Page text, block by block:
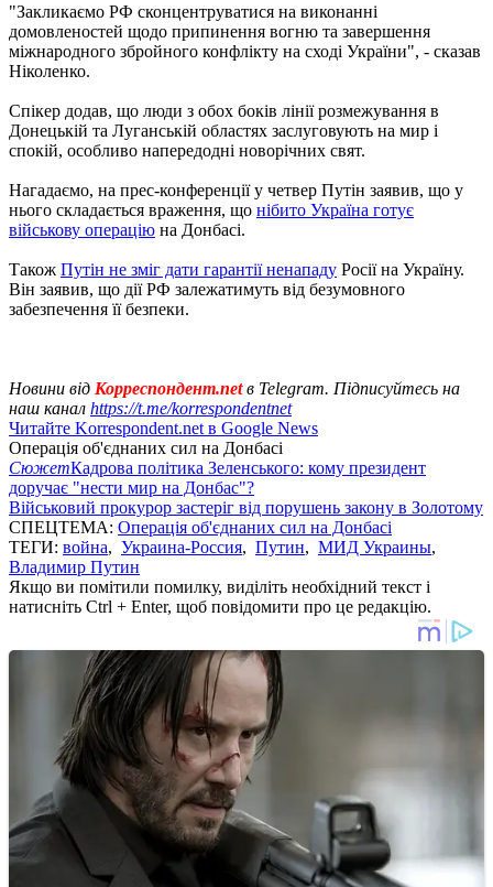
"Закликаємо РФ сконцентруватися на виконанні
домовленостей щодо припинення вогню та завершення
міжнародного збройного конфлікту на сході України", - сказав
Ніколенко.
Спікер додав, що люди з обох боків лінії розмежування в
Донецькій та Луганській областях заслуговують на мир і
спокій, особливо напередодні новорічних свят.
Нагадаємо, на прес-конференції у четвер Путін заявив, що у
нього складається враження, що нібито Україна готує
військову операцію на Донбасі.
Також Путін не зміг дати гарантії ненападу Росії на Україну.
Він заявив, що дії РФ залежатимуть від безумовного
забезпечення її безпеки.
Новини від Корреспондент.netв Telegram. Підписуйтесь на
наш канал https://t.me/korrespondentnet
Читайте Korrespondent.net в Google News
Операція об'єднаних сил на Донбасі
СюжетКадрова політика Зеленського: кому президент
доручає "нести мир на Донбас"?
Військовий прокурор застеріг від порушень закону в Золотому
СПЕЦТЕМА: Операція об'єднаних сил на Донбасі
ТЕГИ: война, Украина-Россия, Путин, МИД Украины,
Владимир Путин
Якщо ви помітили помилку, виділіть необхідний текст і
натисніть Ctrl + Enter, щоб повідомити про це редакцію.